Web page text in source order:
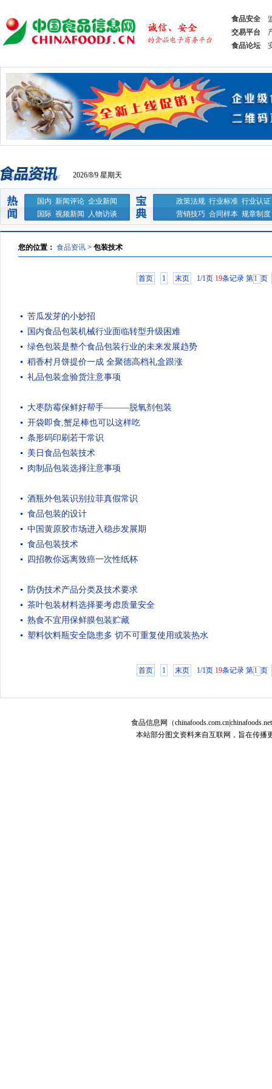
食品安全
交易平台
食品论坛
2026/8/9 星期天
国内 新闻评论 企业新闻 政策法规 行业标准 行业认证
国际 视频新闻 人物访谈 营销技巧 合同样本 规章制度
您的位置： 食品资讯 > 包装技术
首页 1 末页 1/1页 19条记录 第 页
苦瓜发芽的小妙招
国内食品包装机械行业面临转型升级困难
绿色包装是整个食品包装行业的未来发展趋势
稻香村月饼提价一成 全聚德高档礼盒跟涨
礼品包装盒验货注意事项
大枣防霉保鲜好帮手———脱氧剂包装
开袋即食,蟹足棒也可以这样吃
条形码印刷若干常识
美日食品包装技术
肉制品包装选择注意事项
酒瓶外包装识别拉菲真假常识
食品包装的设计
中国黄原胶市场进入稳步发展期
食品包装技术
四招教你远离致癌一次性纸杯
防伪技术产品分类及技术要求
茶叶包装材料选择要考虑质量安全
熟食不宜用保鲜膜包装贮藏
塑料饮料瓶安全隐患多 切不可重复使用或装热水
首页 1 末页 1/1页 19条记录 第 页
食品信息网（
本站部分图文资料来自互联网，旨在传播